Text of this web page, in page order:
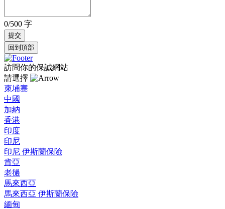
0/500 字
回到頂部
訪問你的保誠網站
請選擇
柬埔寨
中國
加納
香港
印度
印尼
印尼 伊斯蘭保險
肯亞
老撾
馬來西亞
馬來西亞 伊斯蘭保險
緬甸